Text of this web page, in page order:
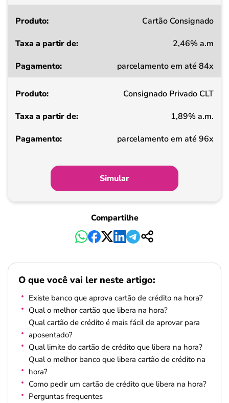
Cartão Consignado
2,46% a.m
parcelamento em até 84x
Consignado Privado CLT
1,89% a.m.
parcelamento em até 96x
Simular
Compartilhe
O que você vai ler neste artigo:
Existe banco que aprova cartão de crédito na hora?
Qual o melhor cartão que libera na hora?
Qual cartão de crédito é mais fácil de aprovar para
aposentado?
Qual limite do cartão de crédito que libera na hora?
Qual o melhor banco que libera cartão de crédito na
hora?
Como pedir um cartão de crédito que libera na hora?
Perguntas frequentes